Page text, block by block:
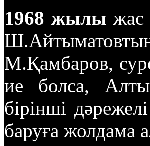
1968 жылыжас
М.Қамбаров,
ие болса,
бірінші
баруға жолдама